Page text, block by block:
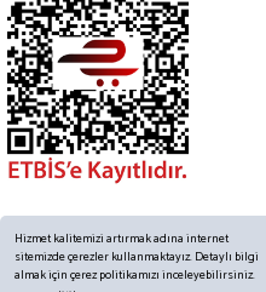
Hizmet kalitemizi artırmak adına internet
sitemizde çerezler kullanmaktayız. Detaylı bilgi
almak için çerez politikamızı inceleyebilirsiniz.